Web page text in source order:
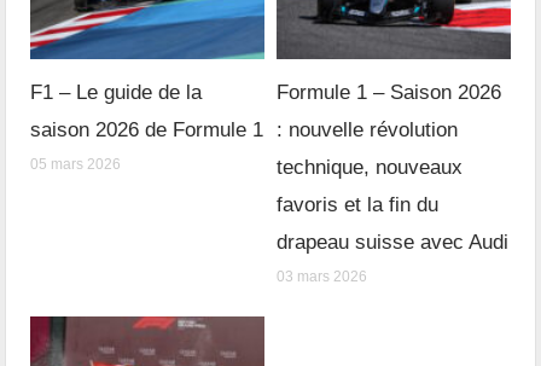
F1 – Le guide de la
saison 2026 de Formule 1
05 mars 2026
Formule 1 – Saison 2026
: nouvelle révolution
technique, nouveaux
favoris et la fin du
drapeau suisse avec Audi
03 mars 2026